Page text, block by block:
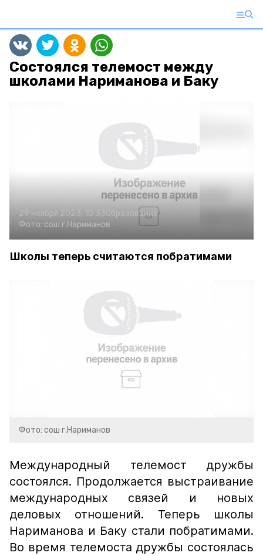
Состоялся телемост между
школами Нариманова и Баку
29 ноября 2023, 10:33Образование
Фото: сош г.Нариманов
Школы теперь считаются побратимами
Фото: сош г.Нариманов
Международный телемост дружбы
состоялся. Продолжается выстраивание
международных связей и новых
деловых отношений. Теперь школы
Нариманова и Баку стали побратимами.
Во время телемоста дружбы состоялась